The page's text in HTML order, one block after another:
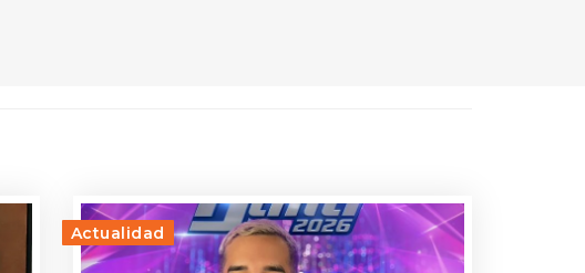
Actualidad